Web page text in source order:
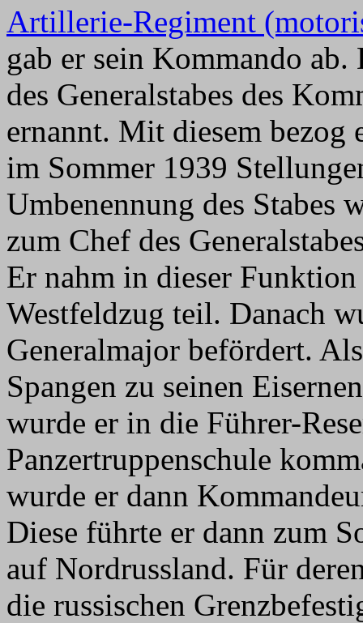
Artillerie-Regiment
gab er sein Kommando
des Generalstabes des
ernannt. Mit diesem bezog
im Sommer 1939
Umbenennung des Stabes
zum Chef des
Er nahm in dieser
Westfeldzug teil. Danach
Generalmajor befördert.
Spangen zu seinen
wurde er in die Führer-
Panzertruppenschule
wurde er dann
Diese führte er dann zum
auf Nordrussland. Für
die russischen